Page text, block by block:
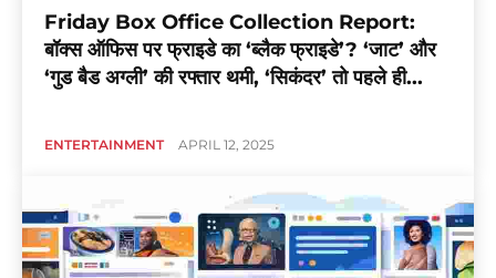
Friday Box Office Collection Report:
बॉक्स ऑफिस पर फ्राइडे का ‘ब्लैक फ्राइडे’? ‘जाट’ और
‘गुड बैड अग्ली’ की रफ्तार थमी, ‘सिकंदर’ तो पहले ही...
ENTERTAINMENT APRIL 12, 2025